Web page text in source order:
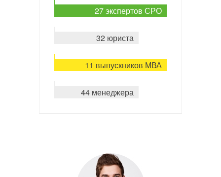
27 экспертов СРО
32 юриста
11 выпускников МВА
44 менеджера